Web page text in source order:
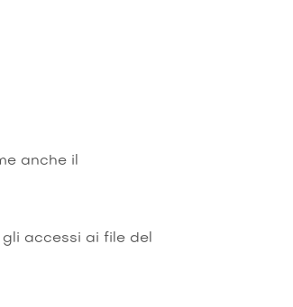
anche il
accessi ai file del